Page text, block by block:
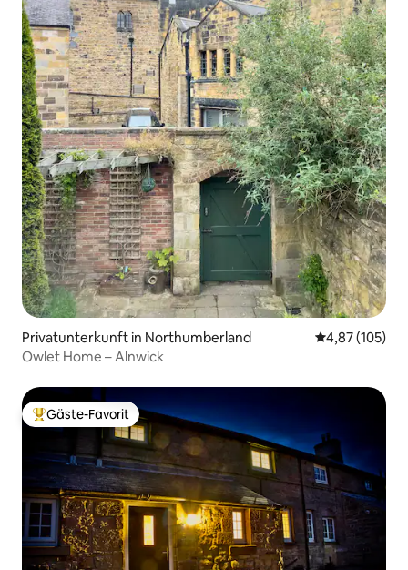
Privatunterkunft in Northumberland
4,87 (105)
Owlet Home – Alnwick
Beliebter Gäste-Favorit.
Gäste-Favorit